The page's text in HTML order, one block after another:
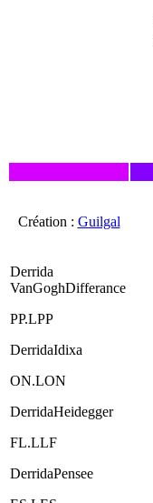
Création : Guilgal
Derrida
VanGoghDifferance
PP.LPP
DerridaIdixa
ON.LON
DerridaHeidegger
FL.LLF
DerridaPensee